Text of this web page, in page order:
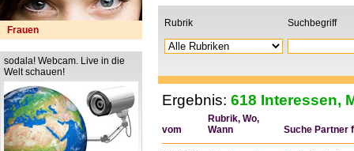
Frauen
sodala! Webcam. Live in die
Welt schauen!
Rubrik Suchbegriff
Ergebnis: 618 Interessen,
vom
Rubrik, Wo,
Wann
Suche Partner